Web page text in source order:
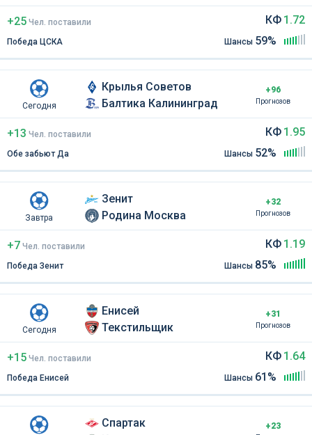
+25 Чел поставили
Победа ЦСКА
КФ 1.72
Шансы 59%
Сегодня
Крылья Советов
Балтика Калининград
+96
Прогнозов
+13 Чел поставили
Обе забьют Да
КФ 1.95
Шансы 52%
Завтра
Зенит
Родина Москва
+32
Прогнозов
+7 Чел поставили
Победа Зенит
КФ 1.19
Шансы 85%
Сегодня
Енисей
Текстильщик
+31
Прогнозов
+15 Чел поставили
Победа Енисей
КФ 1.64
Шансы 61%
Спартак
+23